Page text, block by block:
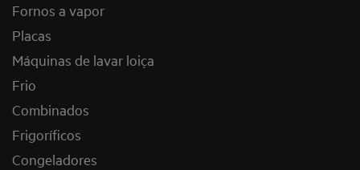
Fornos a vapor
Placas
Máquinas de lavar loiça
Frio
Combinados
Frigoríficos
Congeladores